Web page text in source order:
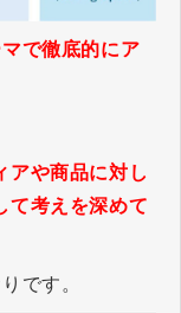
で徹底的にア
アや商品に対し
て考えを深めて
です。